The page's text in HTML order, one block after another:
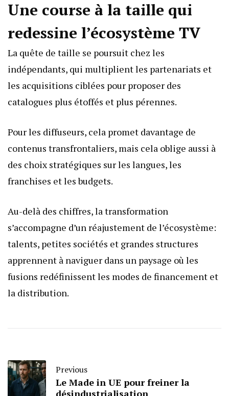
Une course à la taille qui
redessine l’écosystème TV
La quête de taille se poursuit chez les
indépendants, qui multiplient les partenariats et
les acquisitions ciblées pour proposer des
catalogues plus étoffés et plus pérennes.
Pour les diffuseurs, cela promet davantage de
contenus transfrontaliers, mais cela oblige aussi à
des choix stratégiques sur les langues, les
franchises et les budgets.
Au-delà des chiffres, la transformation
s’accompagne d’un réajustement de l’écosystème:
talents, petites sociétés et grandes structures
apprennent à naviguer dans un paysage où les
fusions redéfinissent les modes de financement et
la distribution.
Previous
Le Made in UE pour freiner la